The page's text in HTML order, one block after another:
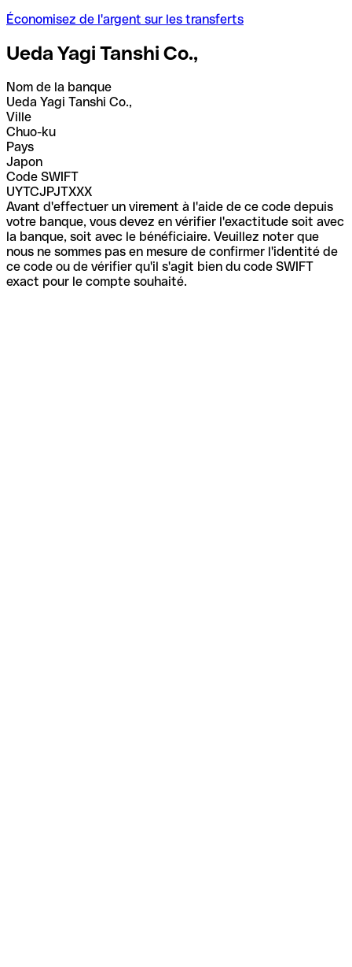
Économisez de l'argent sur les transferts
Ueda Yagi Tanshi Co.,
Nom de la banque
Ueda Yagi Tanshi Co.,
Ville
Chuo-ku
Pays
Japon
Code SWIFT
UYTCJPJTXXX
Avant d'effectuer un virement à l'aide de ce code depuis
votre banque, vous devez en vérifier l'exactitude soit avec
la banque, soit avec le bénéficiaire. Veuillez noter que
nous ne sommes pas en mesure de confirmer l'identité de
ce code ou de vérifier qu'il s'agit bien du code SWIFT
exact pour le compte souhaité.